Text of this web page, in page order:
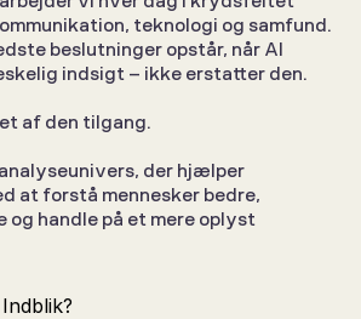
teknologi og samfund.
beslutninger opstår, når AI
indsigt – ikke erstatter den.
af den tilgang.
der hjælper
at forstå mennesker bedre,
og handle på et mere oplyst